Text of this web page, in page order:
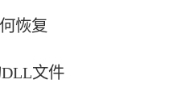
DLL文件